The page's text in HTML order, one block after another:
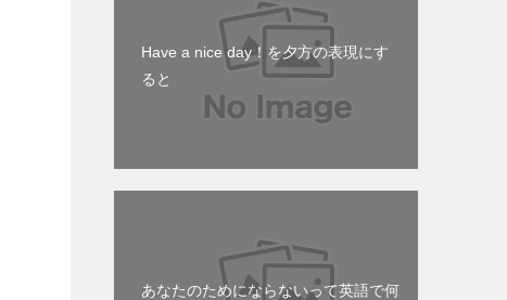
Have a nice day！を夕方の表現にす
ると
あなたのためにならないって英語で何